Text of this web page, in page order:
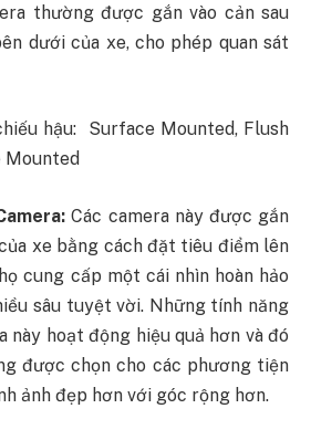
thường được gắn vào cản sau
dưới của xe, cho phép quan sát
hậu: Surface Mounted, Flush
Mounted
Các camera này được gắn
xe bằng cách đặt tiêu điểm lên
cung cấp một cái nhìn hoàn hảo
sâu tuyệt vời. Những tính năng
này hoạt động hiệu quả hơn và đó
được chọn cho các phương tiện
ảnh đẹp hơn với góc rộng hơn.